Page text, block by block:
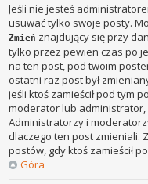
Jeśli nie jesteś
usuwać tylko swoje posty.
Zmień znajdujący się przy
tylko przez pewien czas po
na ten post, pod twoim
ostatni raz post był
jeśli ktoś zamieścił pod tym
moderator lub
Administratorzy i
dlaczego ten post zmieniali.
postów, gdy ktoś zamieścił
Góra